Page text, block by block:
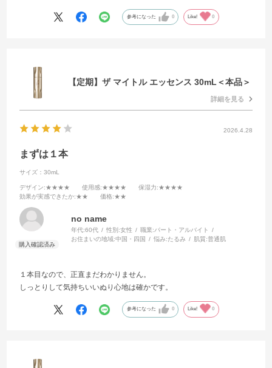
参考になった 0 Like! 0
【定期】ザ マイトル エッセンス 30mL＜本品＞
詳細を見る
2026.4.28
まずは１本
サイズ：30mL
デザイン:★★★★ 使用感:★★★★ 保湿力:★★★★
効果が実感できたか:★★ 価格:★★
no name
年代:60代 性別:女性 職業:パート・アルバイト
お住まいの地域:中国・四国 悩み:たるみ 肌質:普通肌
１本目なので、正直まだわかりません。
しっとりして気持ちいいぬり心地は確かです。
参考になった 0 Like! 0